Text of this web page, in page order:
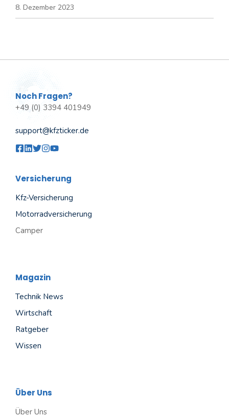
8. Dezember 2023
Noch Fragen?
+49 (0) 3394 401949
support@kfzticker.de
Versicherung
Kfz-Versicherung
Motorradversicherung
Camper
Magazin
Technik News
Wirtschaft
Ratgeber
Wissen
Über Uns
Über Uns